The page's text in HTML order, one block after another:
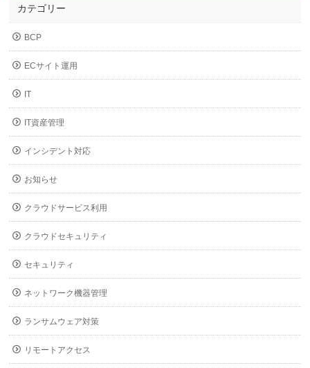
カテゴリー
BCP
ECサイト運用
IT
IT資産管理
インシデント対応
お知らせ
クラウドサービス利用
クラウドセキュリティ
セキュリティ
ネットワーク機器管理
ランサムウェア対策
リモートアクセス